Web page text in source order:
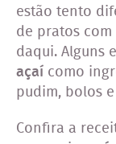
estão tento
de pratos
daqui. Alguns
açaí como
pudim, bolos
Confira a